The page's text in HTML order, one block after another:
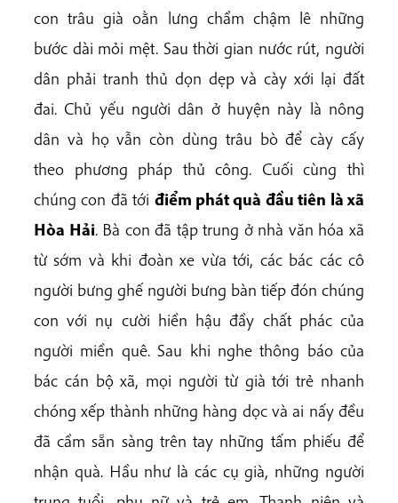
con trâu già oằn lưng chầm chậm lê những
bước dài mỏi mệt. Sau thời gian nước rút, người
dân phải tranh thủ dọn dẹp và cày xới lại đất
đai. Chủ yếu người dân ở huyện này là nông
dân và họ vẫn còn dùng trâu bò để cày cấy
theo phương pháp thủ công. Cuối cùng thì
chúng con đã tới điểm phát quà đầu tiên là xã
Hòa Hải. Bà con đã tập trung ở nhà văn hóa xã
từ sớm và khi đoàn xe vừa tới, các bác các cô
người bưng ghế người bưng bàn tiếp đón chúng
con với nụ cười hiền hậu đầy chất phác của
người miền quê. Sau khi nghe thông báo của
bác cán bộ xã, mọi người từ già tới trẻ nhanh
chóng xếp thành những hàng dọc và ai nấy đều
đã cầm sẵn sàng trên tay những tấm phiếu để
nhận quà. Hầu như là các cụ già, những người